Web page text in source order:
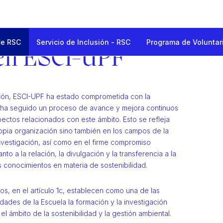
Corporativa
RSC Servicio de Inclusión - RSC Programa de
ESCI-UPF
ESCI-UPF ha estado comprometida con la
seguido un proceso de avance y mejora continuos
relacionados con este ámbito. Esto se refleja
organización sino también en los campos de la
así como en el firme compromiso
a la relación, la divulgación y la transferencia a la
conocimientos en materia de sostenibilidad.
en el artículo 1c, establecen como una de las
de la Escuela la formación y la investigación
ámbito de la sostenibilidad y la gestión ambiental.